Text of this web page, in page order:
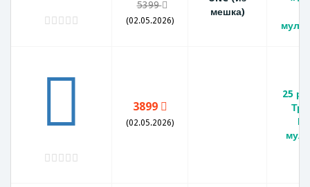
5399
(02.05.2026)
мешка)
3899
(02.05.2026)
25